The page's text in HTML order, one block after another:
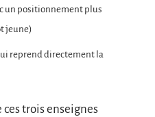
un positionnement plus
jeune)
reprend directement la
ces trois enseignes